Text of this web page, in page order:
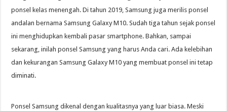
ponsel kelas menengah. Di tahun 2019, Samsung juga merilis ponsel
andalan bernama Samsung Galaxy M10. Sudah tiga tahun sejak ponsel
ini menghidupkan kembali pasar smartphone. Bahkan, sampai
sekarang, inilah ponsel Samsung yang harus Anda cari. Ada kelebihan
dan kekurangan Samsung Galaxy M10 yang membuat ponsel ini tetap
diminati.
Ponsel Samsung dikenal dengan kualitasnya yang luar biasa. Meski